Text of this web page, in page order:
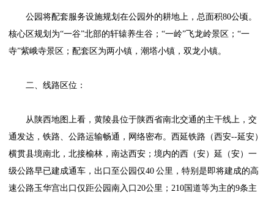
公园将配套服务设施规划在公园外的耕地上，总面积80公顷。
核心区规划为“一谷”北部的轩辕养生谷；“一岭”飞龙岭景区；“一
寺”紫峨寺景区；配套区为两小镇，潮塔小镇，双龙小镇。
二、线路区位：
从陕西地图上看，黄陵县位于陕西省南北交通的主干线上，交
通发达，铁路、公路运输畅通，网络密布。西延铁路（西安--延安）
横贯县境南北，北接榆林，南达西安；境内的西（安）延（安）一
级公路早已建成通车，出口至公园仅40 公里，特别是即将建成的高
速公路玉华宫出口仅距公园南入口20公里；210国道等为主的9条主